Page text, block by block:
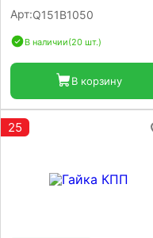
Арт:Q151B1050
В наличии(20 шт.)
В корзину
25